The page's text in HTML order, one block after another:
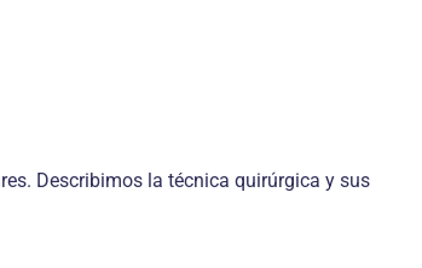
Describimos la técnica quirúrgica y sus